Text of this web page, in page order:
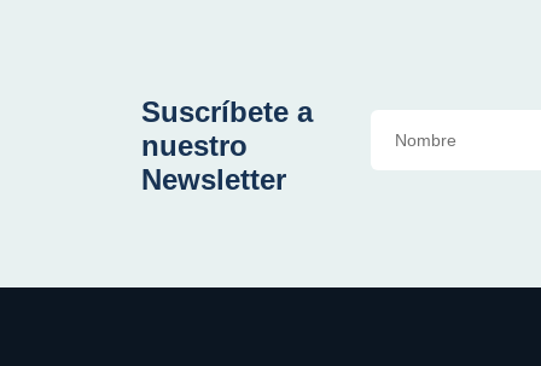
Suscríbete a
nuestro
Newsletter